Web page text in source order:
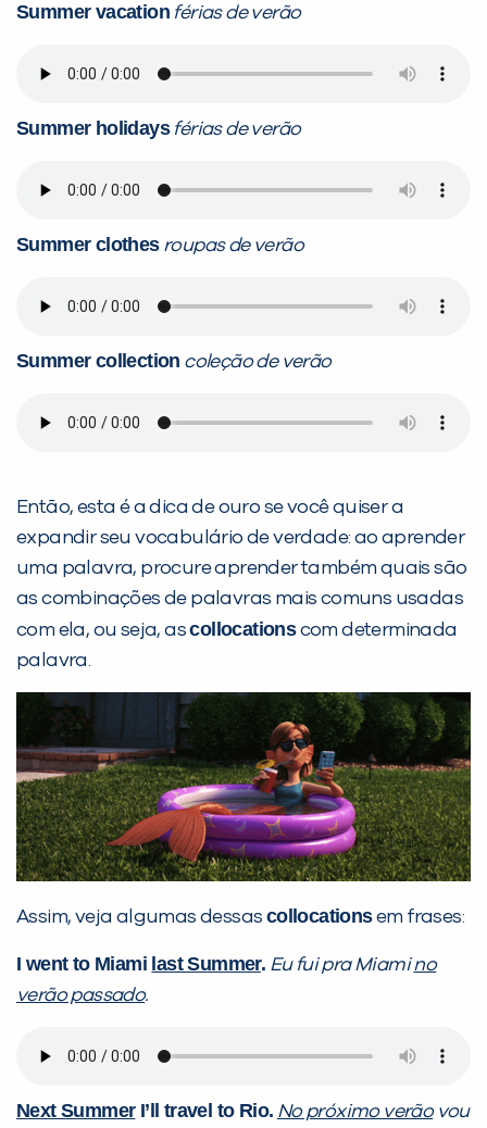
Summer vacation férias de verão
Summer holidays férias de verão
Summer clothes roupas de verão
Summer collection coleção de verão
Então, esta é a dica de ouro se você quiser a
expandir seu vocabulário de verdade: ao aprender
uma palavra, procure aprender também quais são
as combinações de palavras mais comuns usadas
com ela, ou seja, ascollocationscom determinada
palavra.
Assim, veja algumas dessas collocationsem frases:
I went to Miami last Summer. Eu fui pra Miamino
verão passado.
Next SummerI’ll travel to Rio. No próximo verãovou